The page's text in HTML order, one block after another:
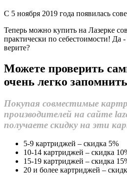
С 5 ноября 2019 года появилась
Теперь можно купить на Лазерке
практически по себестоимости! Да
верите?
Можете проверить
очень легко
Покупая совместимые
производителей на сайте
получаете скидку на эти
5-9 картриджей – скидка 5%
10-14 картриджей – скидка
15-19 картриджей – скидка
20 и более картриджей –